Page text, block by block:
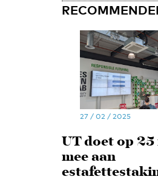
27 / 02 / 2025
UT doet op
mee aan